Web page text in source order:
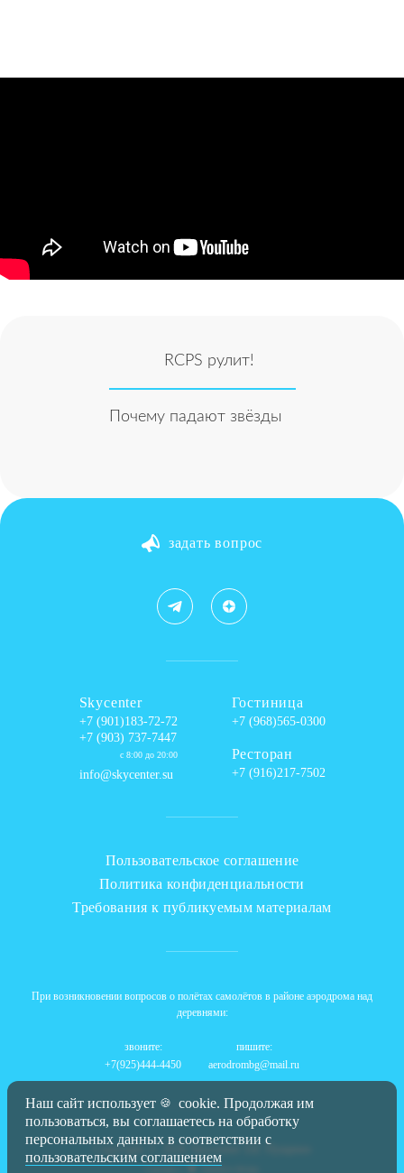
RCPS рулит!
Почему падают звёзды
задать вопрос
Skycenter
+7 (901)183-72-72
+7 (903) 737-7447
с 8:00 до 20:00
info@skycenter.su
Гостиница
+7 (968)565-0300
Ресторан
+7 (916)217-7502
Пользовательское соглашение
Политика конфиденциальности
Требования к публикуемым материалам
При возникновении вопросов о полётах самолётов в районе аэродрома над
деревнями:
звоните:
+7(925)444-4450
пишите:
aerodrombg@mail.ru
Copyright © 2026 Skycenter DZ Пущино
Сделано с Zharikov.design
Наш сайт использует 🍪 cookie. Продолжая им
пользоваться, вы соглашаетесь на обработку
персональных данных в соответствии с
пользовательским соглашением